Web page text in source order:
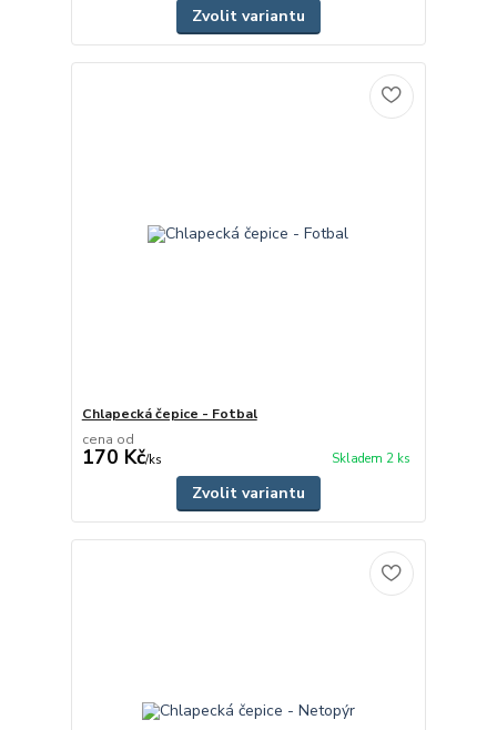
Zvolit variantu
Chlapecká čepice - Fotbal
cena od
170 Kč/ks Skladem 2 ks
Zvolit variantu